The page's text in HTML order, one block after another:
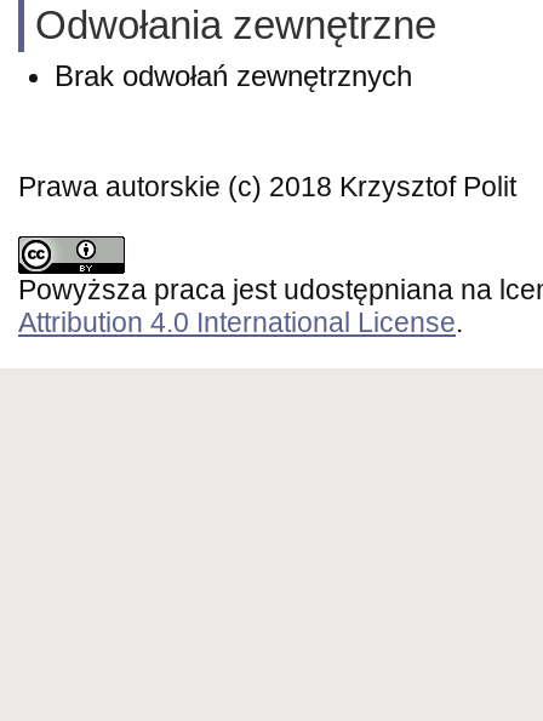
Odwołania zewnętrzne
Brak odwołań zewnętrznych
Prawa autorskie (c) 2018 Krzysztof Polit
Powyższa praca jest udostępniana na
Attribution 4.0 International License.